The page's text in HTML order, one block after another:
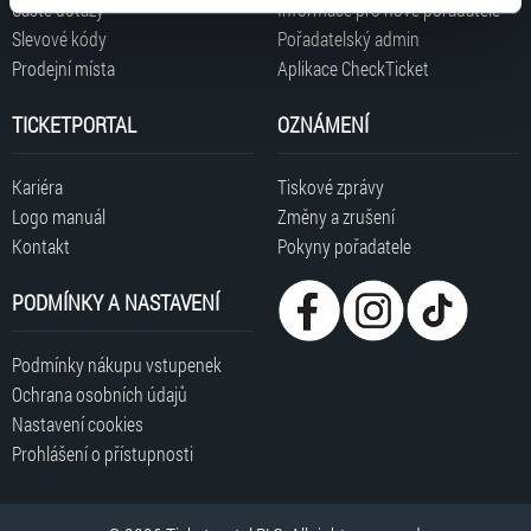
typy cookies používáme, naleznete níže. Možnosti
zpracování upravíte zaškrtnutím příslušné varianty. Svoji
volbu můžete kdykoliv změnit v zápatí stránky v záložce
Časté dotazy
Slevové kódy
Prodejní místa
Informace pro nové pořadatele
Pořadatelský admin
Aplikace CheckTicket
TICKETPORTAL
Kariéra
Logo manuál
Kontakt
OZNÁMENÍ
Tiskové zprávy
Změny a zrušení
Pokyny pořadatele
PODMÍNKY A NASTAVENÍ
Podmínky nákupu vstupenek
Ochrana osobních údajů
Nastavení cookies
Prohlášení o přístupnosti